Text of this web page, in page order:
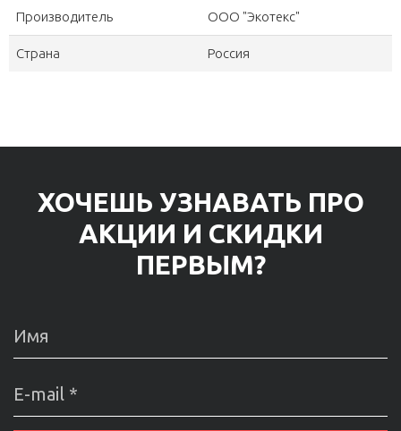
Производитель ООО "Экотекс"
Страна Россия
ХОЧЕШЬ УЗНАВАТЬ ПРО
АКЦИИ И СКИДКИ
ПЕРВЫМ?